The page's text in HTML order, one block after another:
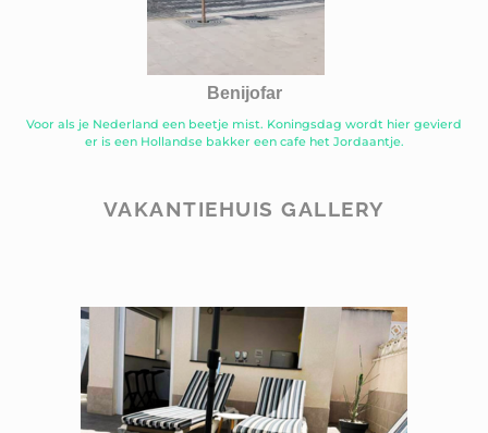
Benijofar
Voor als je Nederland een beetje mist. Koningsdag wordt hier gevierd
er is een Hollandse bakker een cafe het Jordaantje.
VAKANTIEHUIS GALLERY